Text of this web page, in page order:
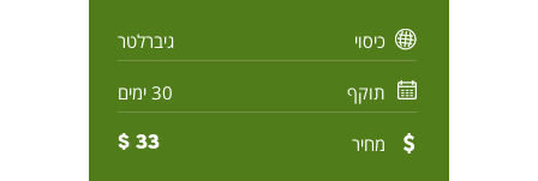
כיסוי גיברלטר
תוקף 30 ימים
מחיר 33 $